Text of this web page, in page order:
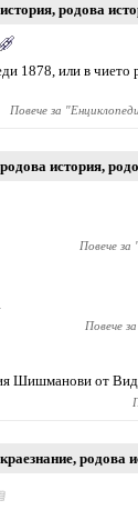
история, родова
1878, или в чието
Повече за "
родова история,
Повече за
Повече
Шишманови от
краезнание, родова